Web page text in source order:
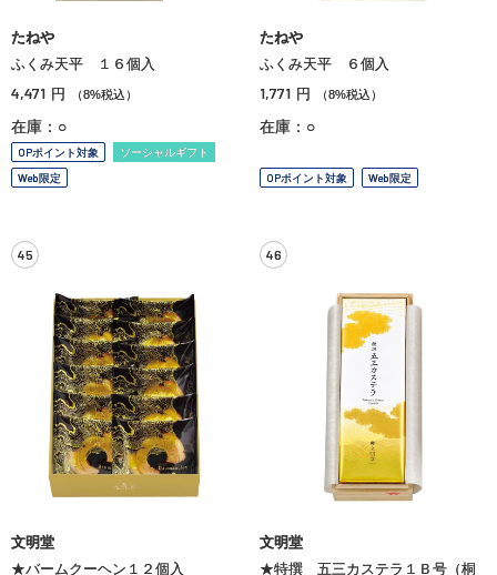
たねや
ふくみ天平 １６個入
4,471 円 （8%税込）
在庫：○
OPポイント対象
ソーシャルギフト
Web限定
たねや
ふくみ天平 ６個入
1,771 円 （8%税込）
在庫：○
OPポイント対象 Web限定
45
文明堂
★バームクーヘン１２個入
46
文明堂
★特撰 五三カステラ１Ｂ号（桐